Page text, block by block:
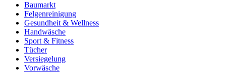
Baumarkt
Felgenreinigung
Gesundheit & Wellness
Handwäsche
Sport & Fitness
Tücher
Versiegelung
Vorwäsche